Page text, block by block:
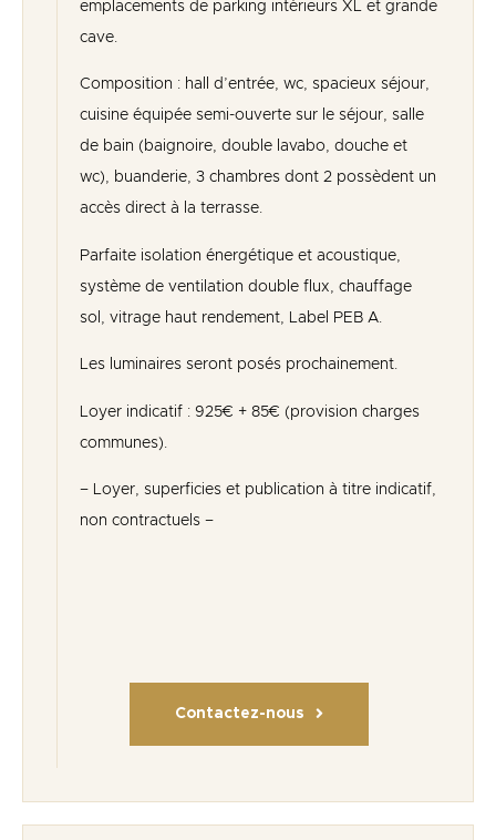
emplacements de parking intérieurs XL et grande
cave.
Composition : hall d’entrée, wc, spacieux séjour,
cuisine équipée semi-ouverte sur le séjour, salle
de bain (baignoire, double lavabo, douche et
wc), buanderie, 3 chambres dont 2 possèdent un
accès direct à la terrasse.
Parfaite isolation énergétique et acoustique,
système de ventilation double flux, chauffage
sol, vitrage haut rendement, Label PEB A.
Les luminaires seront posés prochainement.
Loyer indicatif : 925€ + 85€ (provision charges
communes).
– Loyer, superficies et publication à titre indicatif,
non contractuels –
Contactez-nous